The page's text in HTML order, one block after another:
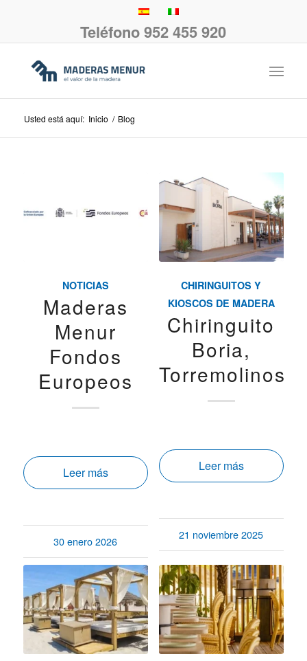
Teléfono 952 455 920
Usted está aquí: Inicio / Blog
NOTICIAS
Maderas
Menur
Fondos
Europeos
Leer más
30 enero 2026
CHIRINGUITOS Y
KIOSCOS DE MADERA
Chiringuito
Boria,
Torremolinos
Leer más
21 noviembre 2025